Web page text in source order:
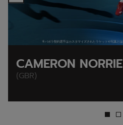
CAMERON NORRIE
(GBR)